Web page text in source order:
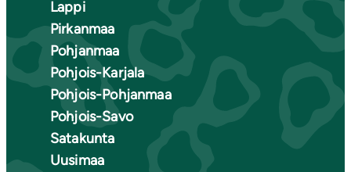
Lappi
Pirkanmaa
Pohjanmaa
Pohjois-Karjala
Pohjois-Pohjanmaa
Pohjois-Savo
Satakunta
Uusimaa